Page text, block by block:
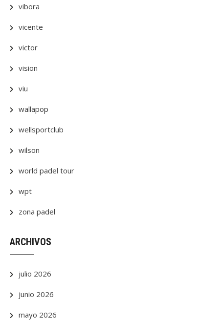
vibora
vicente
victor
vision
viu
wallapop
wellsportclub
wilson
world padel tour
wpt
zona padel
ARCHIVOS
julio 2026
junio 2026
mayo 2026